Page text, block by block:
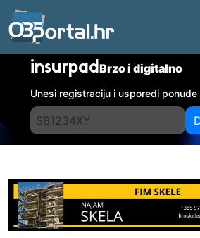
insurpadBrzo i digitalno
Unesi registraciju i usporedi ponude